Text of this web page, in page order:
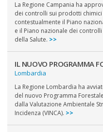
La Regione Campania ha
dei controlli sui prodotti
contestualmente il Piano
e il Piano nazionale dei
della Salute. >>
IL NUOVO PROGRAMMA
Lombardia
La Regione Lombardia ha
del nuovo Programma
dalla Valutazione Ambientale
Incidenza (VINCA). >>